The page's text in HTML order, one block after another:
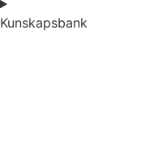
Kunskapsbank